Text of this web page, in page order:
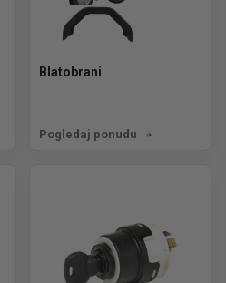
Blatobrani
Pogledaj ponudu